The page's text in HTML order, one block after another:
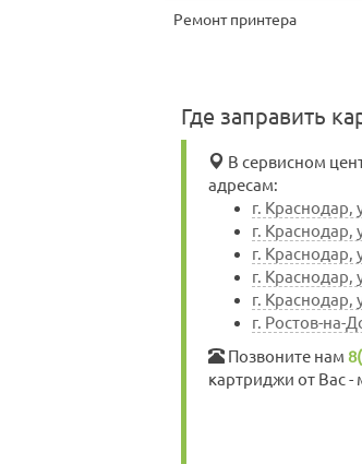
Ремонт принтера
Где заправить
В сервисном
адресам:
г. Краснодар,
г. Краснодар,
г. Краснодар,
г. Краснодар,
г. Краснодар,
г. Ростов-на-
Позвоните нам
картриджи от Вас